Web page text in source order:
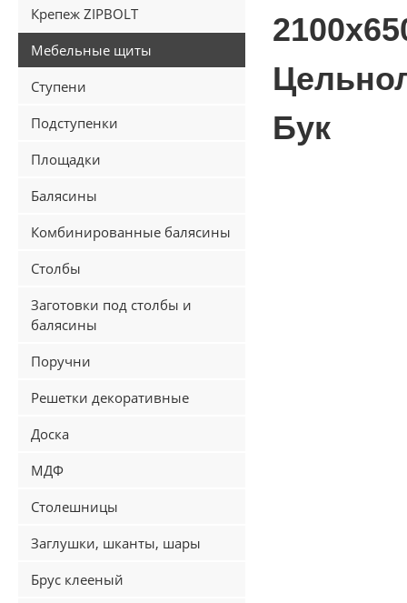
Крепеж ZIPBOLT
Мебельные щиты
Ступени
Подступенки
Площадки
Балясины
Комбинированные балясины
Столбы
Заготовки под столбы и
балясины
Поручни
Решетки декоративные
Доска
МДФ
Столешницы
Заглушки, шканты, шары
Брус клееный
Бук